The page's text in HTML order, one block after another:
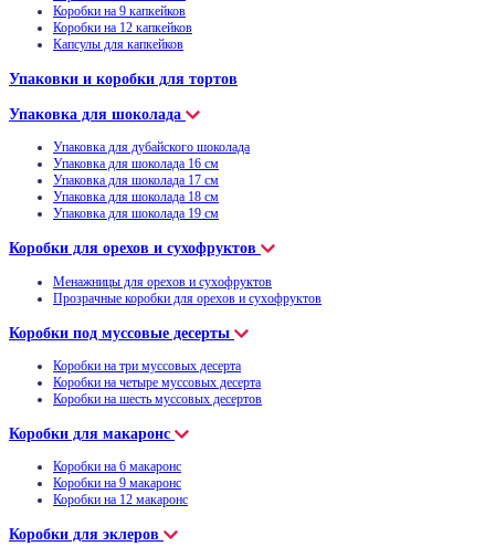
Коробки на 9 капкейков
Коробки на 12 капкейков
Капсулы для капкейков
Упаковки и коробки для тортов
Упаковка для шоколада
Упаковка для дубайского шоколада
Упаковка для шоколада 16 см
Упаковка для шоколада 17 см
Упаковка для шоколада 18 см
Упаковка для шоколада 19 см
Коробки для орехов и сухофруктов
Менажницы для орехов и сухофруктов
Прозрачные коробки для орехов и сухофруктов
Коробки под муссовые десерты
Коробки на три муссовых десерта
Коробки на четыре муссовых десерта
Коробки на шесть муссовых десертов
Коробки для макаронс
Коробки на 6 макаронс
Коробки на 9 макаронс
Коробки на 12 макаронс
Коробки для эклеров